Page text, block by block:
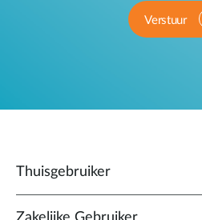
Verstuur
Thuisgebruiker